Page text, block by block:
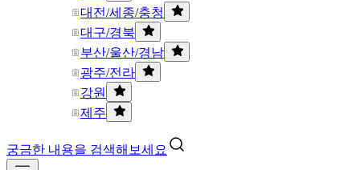
대전/세종/충청
대구/경북
부산/울산/경남
광주/전라
강원
제주
궁금한 내용을 검색해보세요